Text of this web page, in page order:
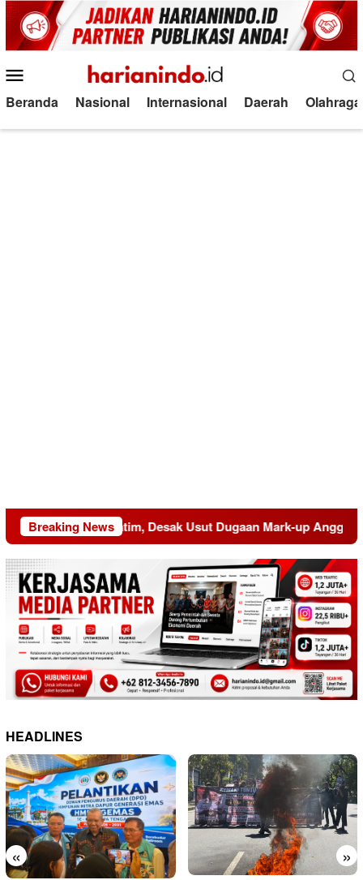
Loncat
ke
konten
Mobile
Beranda Nasional Internasional Daerah Olahraga
Breaking News
Kejati Jatim, Desak Usut Dugaan Mark-up Anggaran
HEADLINES
« »